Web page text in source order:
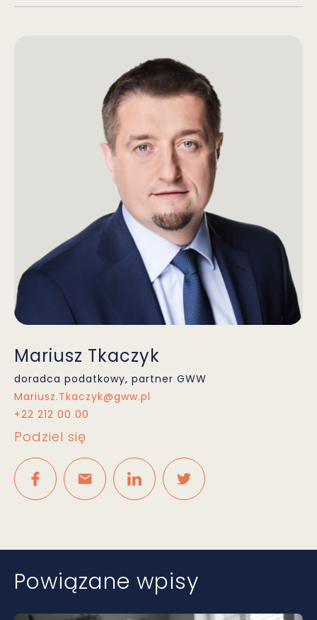
Mariusz Tkaczyk
doradca podatkowy, partner GWW
Mariusz.Tkaczyk@gww.pl
+22 212 00 00
Podziel się
Powiązane wpisy